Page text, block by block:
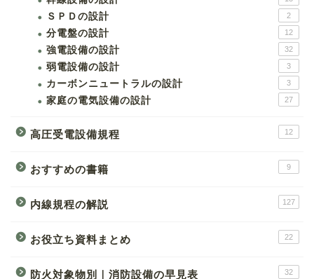
ＳＰＤの設計 2
分電盤の設計 12
強電設備の設計 32
弱電設備の設計 3
カーボンニュートラルの設計 3
家庭の電気設備の設計 27
高圧受電設備規程 12
おすすめの書籍 9
内線規程の解説 127
お役立ち資料まとめ 22
防火対象物別｜消防設備の早見表 32